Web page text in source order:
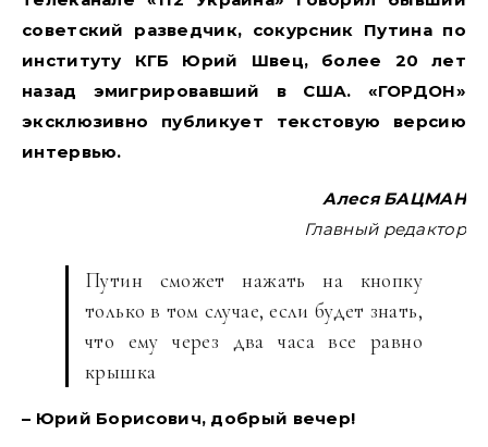
советский разведчик, сокурсник Путина по
институту КГБ Юрий Швец, более 20 лет
назад эмигрировавший в США. «ГОРДОН»
эксклюзивно публикует текстовую версию
интервью.
Алеся БАЦМАН
Главный редактор
Путин сможет нажать на кнопку
только в том случае, если будет знать,
что ему через два часа все равно
крышка
– Юрий Борисович, добрый вечер!